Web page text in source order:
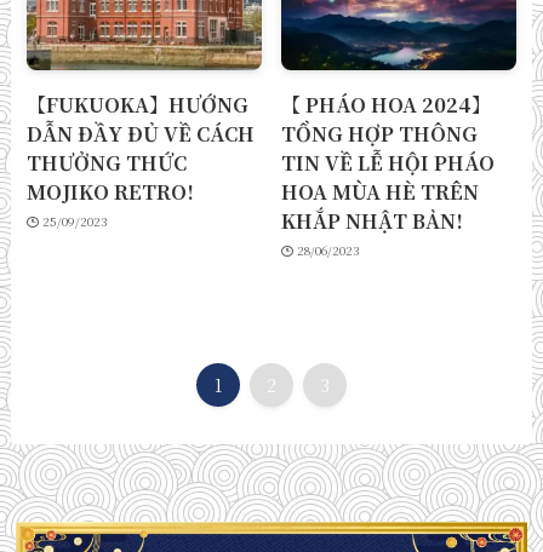
【FUKUOKA】HƯỚNG
DẪN ĐẦY ĐỦ VỀ CÁCH
THƯỞNG THỨC
MOJIKO RETRO!
25/09/2023
【 PHÁO HOA 2024】
TỔNG HỢP THÔNG
TIN VỀ LỄ HỘI PHÁO
HOA MÙA HÈ TRÊN
KHẮP NHẬT BẢN!
28/06/2023
1 2 3